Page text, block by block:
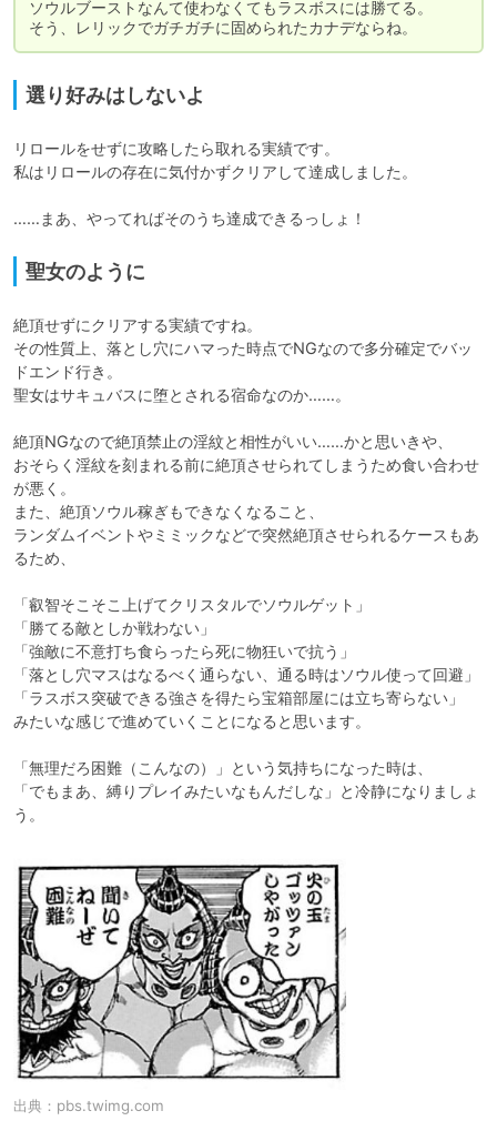
ソウルブーストなんて使わなくてもラスボスには勝てる。
そう、レリックでガチガチに固められたカナデならね。
選り好みはしないよ
リロールをせずに攻略したら取れる実績です。
私はリロールの存在に気付かずクリアして達成しました。
……まあ、やってればそのうち達成できるっしょ！
聖女のように
絶頂せずにクリアする実績ですね。
その性質上、落とし穴にハマった時点でNGなので多分確定でバッ
ドエンド行き。
聖女はサキュバスに堕とされる宿命なのか……。
絶頂NGなので絶頂禁止の淫紋と相性がいい……かと思いきや、
おそらく淫紋を刻まれる前に絶頂させられてしまうため食い合わせ
が悪く。
また、絶頂ソウル稼ぎもできなくなること、
ランダムイベントやミミックなどで突然絶頂させられるケースもあ
るため、
「叡智そこそこ上げてクリスタルでソウルゲット」
「勝てる敵としか戦わない」
「強敵に不意打ち食らったら死に物狂いで抗う」
「落とし穴マスはなるべく通らない、通る時はソウル使って回避」
「ラスボス突破できる強さを得たら宝箱部屋には立ち寄らない」
みたいな感じで進めていくことになると思います。
「無理だろ困難（こんなの）」という気持ちになった時は、
「でもまあ、縛りプレイみたいなもんだしな」と冷静になりましょ
う。
出典： pbs.twimg.com